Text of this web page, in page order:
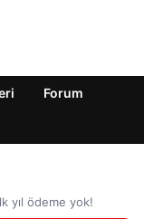
Forum
yıl ödeme yok!